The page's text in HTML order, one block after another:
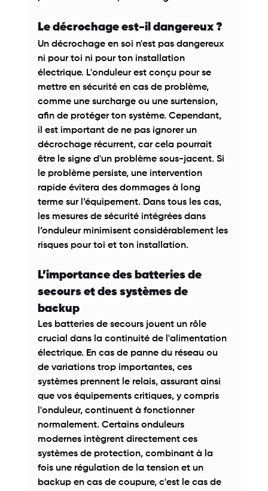
Le décrochage est-il dangereux ?
Un décrochage en soi n'est pas dangereux
ni pour toi ni pour ton installation
électrique. L'onduleur est conçu pour se
mettre en sécurité en cas de problème,
comme une surcharge ou une surtension,
afin de protéger ton système. Cependant,
il est important de ne pas ignorer un
décrochage récurrent, car cela pourrait
être le signe d'un problème sous-jacent. Si
le problème persiste, une intervention
rapide évitera des dommages à long
terme sur l’équipement. Dans tous les cas,
les mesures de sécurité intégrées dans
l’onduleur minimisent considérablement les
risques pour toi et ton installation.
L’importance des batteries de
secours et des systèmes de
backup
Les batteries de secours jouent un rôle
crucial dans la continuité de l'alimentation
électrique. En cas de panne du réseau ou
de variations trop importantes, ces
systèmes prennent le relais, assurant ainsi
que vos équipements critiques, y compris
l'onduleur, continuent à fonctionner
normalement. Certains onduleurs
modernes intègrent directement ces
systèmes de protection, combinant à la
fois une régulation de la tension et un
backup en cas de coupure, c'est le cas de